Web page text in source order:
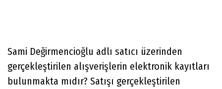
Sami Değirmencioğlu adlı satıcı üzerinden
gerçekleştirilen alışverişlerin elektronik kayıtları
bulunmakta mıdır? Satışı gerçekleştirilen